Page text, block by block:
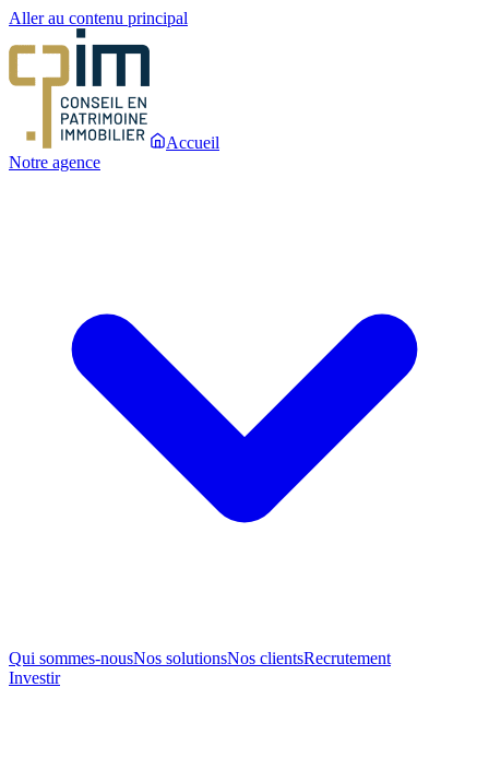
Aller au contenu principal
Accueil
Notre agence
Qui sommes-nousNos solutionsNos clientsRecrutement
Investir